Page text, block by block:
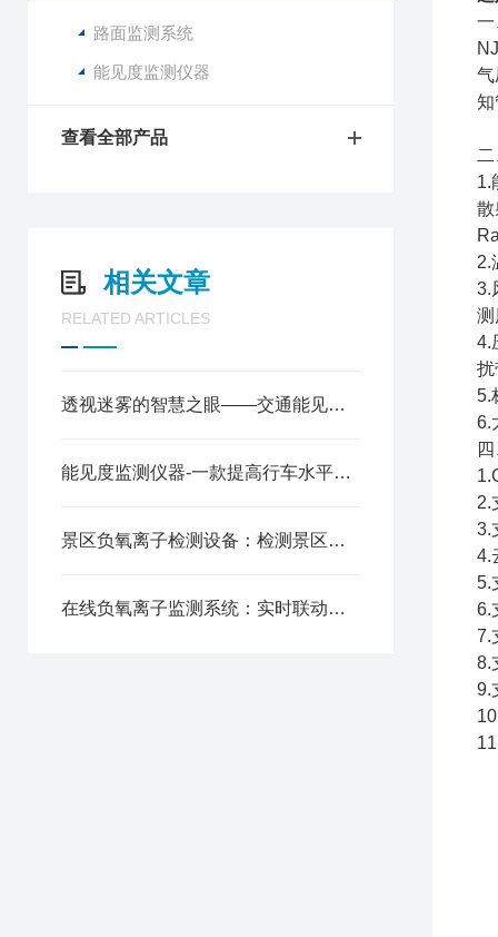
路面监测系统
能见度监测仪器
查看全部产品
相关文章
RELATED ARTICLES
透视迷雾的智慧之眼——交通能见度监测站如何守护出行安全
能见度监测仪器-一款提高行车水平的公路能见度监测设备2024全+境+派+送
景区负氧离子检测设备：检测景区空气质量，赋能文旅生态宣传
在线负氧离子监测系统：实时联动管控，实现空气质量智能化监测
一
气
知
1.
散
2.
3.
测
4.
扰
5.
6.
2.
3.
4.
5.
6.
7.
8.
9.